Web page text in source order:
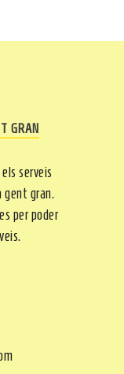
GRAN
serveis
gent gran.
per poder